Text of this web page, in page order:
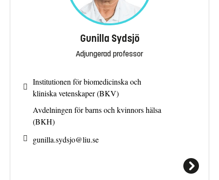
Gunilla Sydsjö
Adjungerad professor
Institutionen för biomedicinska och
kliniska vetenskaper (BKV)
Avdelningen för barns och kvinnors hälsa
(BKH)
gunilla.sydsjo@liu.se